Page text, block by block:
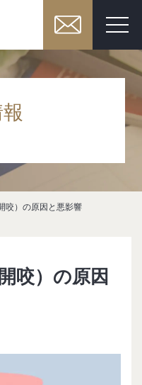
咬）の原因と悪影響
咬）の原因